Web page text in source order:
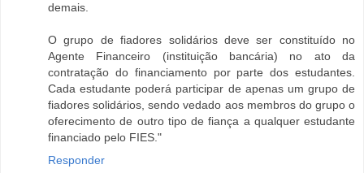
demais.
O grupo de fiadores solidários deve ser constituído no
Agente Financeiro (instituição bancária) no ato da
contratação do financiamento por parte dos estudantes.
Cada estudante poderá participar de apenas um grupo de
fiadores solidários, sendo vedado aos membros do grupo o
oferecimento de outro tipo de fiança a qualquer estudante
financiado pelo FIES."
Responder